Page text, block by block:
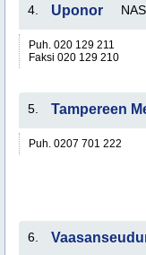
4. Uponor
Puh. 020 129 211
Faksi 020 129 210
5. Tampereen
Puh. 0207 701 222
6.